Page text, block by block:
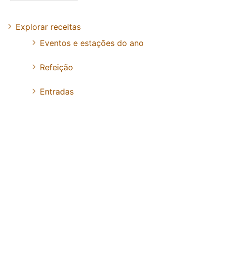
Explorar receitas
Eventos e estações do ano
Refeição
Entradas